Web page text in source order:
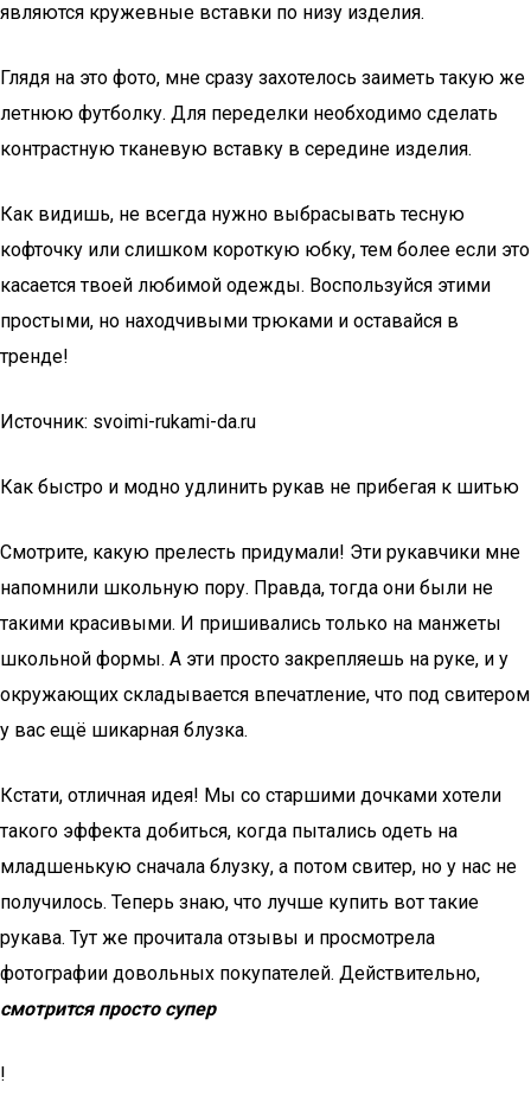
являются кружевные вставки по низу изделия.
Глядя на это фото, мне сразу захотелось заиметь такую же
летнюю футболку. Для переделки необходимо сделать
контрастную тканевую вставку в середине изделия.
Как видишь, не всегда нужно выбрасывать тесную
кофточку или слишком короткую юбку, тем более если это
касается твоей любимой одежды. Воспользуйся этими
простыми, но находчивыми трюками и оставайся в
тренде!
Источник: svoimi-rukami-da.ru
Как быстро и модно удлинить рукав не прибегая к шитью
Смотрите, какую прелесть придумали! Эти рукавчики мне
напомнили школьную пору. Правда, тогда они были не
такими красивыми. И пришивались только на манжеты
школьной формы. А эти просто закрепляешь на руке, и у
окружающих складывается впечатление, что под свитером
у вас ещё шикарная блузка.
Кстати, отличная идея! Мы со старшими дочками хотели
такого эффекта добиться, когда пытались одеть на
младшенькую сначала блузку, а потом свитер, но у нас не
получилось. Теперь знаю, что лучше купить вот такие
рукава. Тут же прочитала отзывы и просмотрела
фотографии довольных покупателей. Действительно,
смотрится просто супер
!